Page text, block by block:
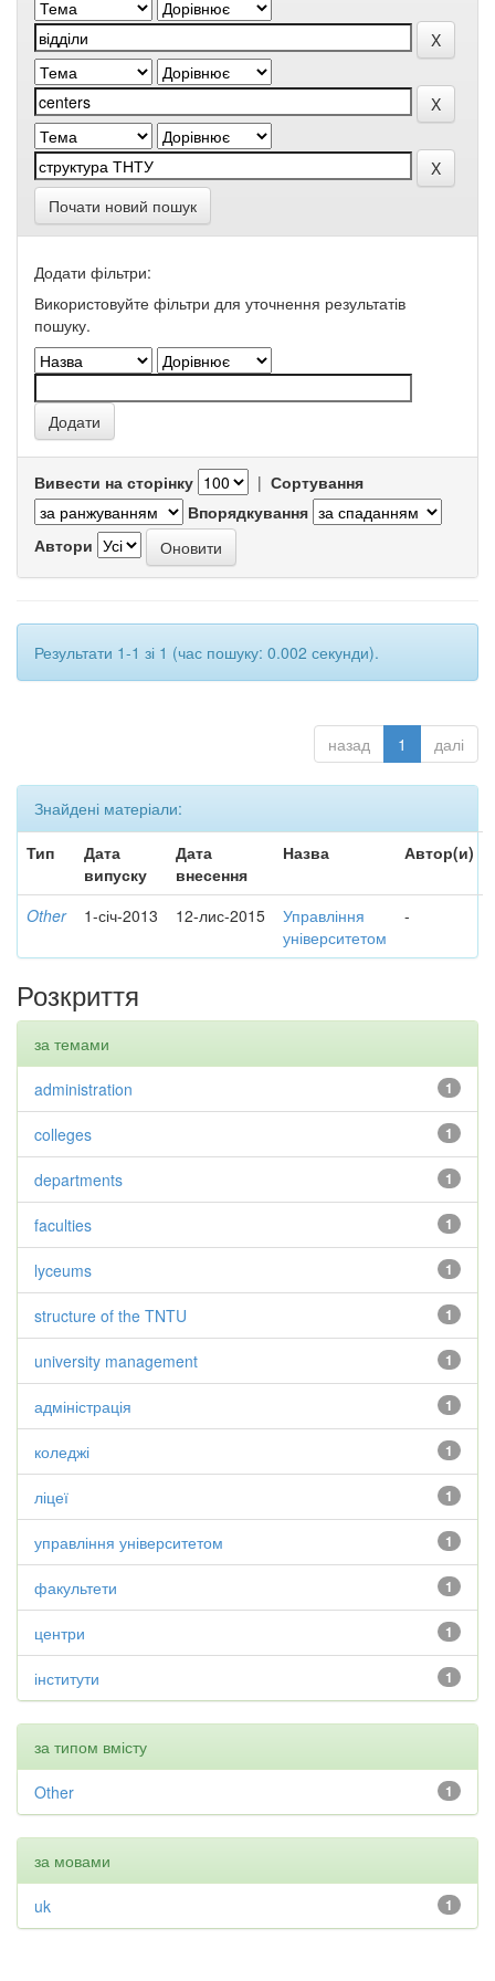
Почати новий пошук
Додати фільтри:
Використовуйте фільтри для уточнення результатів
пошуку.
Вивести на сторінку | Сортування
Впорядкування
Автори
Результати 1-1 зі 1 (час пошуку: 0.002 секунди).
назад 1 далі
Знайдені матеріали:
Тип
Дата
випуску
Дата
внесення
Назва Автор(и)
Other 1-січ-2013 12-лис-2015
Управління
університетом
-
Розкриття
за темами
1
administration
1
colleges
1
departments
1
faculties
1
lyceums
1
structure of the TNTU
1
university management
1
адміністрація
1
коледжі
1
ліцеї
1
управління університетом
1
факультети
1
центри
1
інститути
за типом вмісту
1
Other
за мовами
1
uk